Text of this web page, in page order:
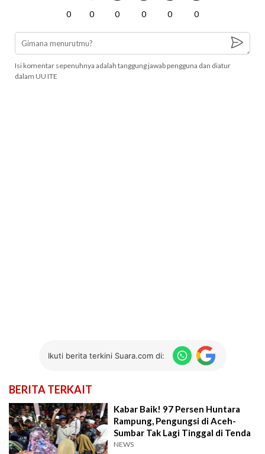
0 0 0 0 0 0
Isi komentar sepenuhnya adalah tanggung jawab pengguna dan diatur
dalam UU ITE
Ikuti berita terkini Suara.com di:
BERITA TERKAIT
Kabar Baik! 97 Persen Huntara
Rampung, Pengungsi di Aceh-
Sumbar Tak Lagi Tinggal di Tenda
NEWS